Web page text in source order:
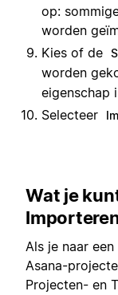
op:
worden
Kies of de
worden
eigenschap
Selecteer
Wat je
Als je naar
Asana-
Projecten- en